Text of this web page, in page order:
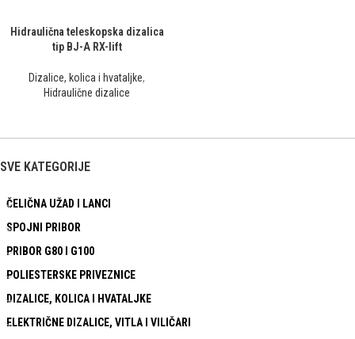
Hidraulična teleskopska dizalica
tip BJ-A RX-lift
Dizalice, kolica i hvataljke,
Hidraulične dizalice
SVE KATEGORIJE
ČELIČNA UŽAD I LANCI
SPOJNI PRIBOR
PRIBOR G80 I G100
POLIESTERSKE PRIVEZNICE
DIZALICE, KOLICA I HVATALJKE
ELEKTRIČNE DIZALICE, VITLA I VILIČARI